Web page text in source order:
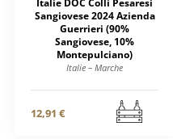
Italie DOC Colli Pesaresi
Sangiovese 2024 Azienda
Guerrieri (90%
Sangiovese, 10%
Montepulciano)
Italie – Marche
12,91 €